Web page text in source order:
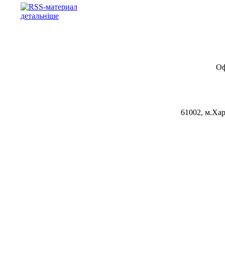
детальніше
61002,